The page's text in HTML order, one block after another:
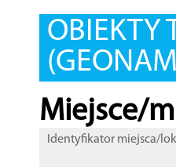
OBIEKTY
Miejsce/
Identyfikator miejsca/